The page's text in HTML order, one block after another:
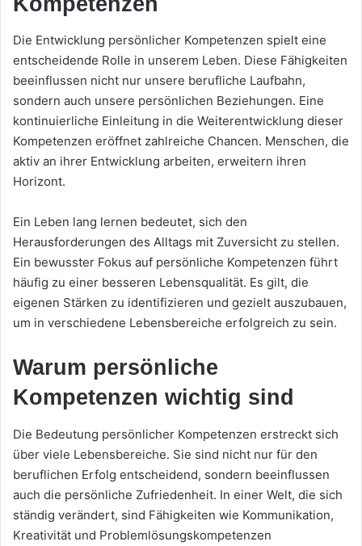
Die Entwicklung persönlicher Kompetenzen spielt eine
entscheidende Rolle in unserem Leben. Diese Fähigkeiten
beeinflussen nicht nur unsere berufliche Laufbahn,
sondern auch unsere persönlichen Beziehungen. Eine
kontinuierliche Einleitung in die Weiterentwicklung dieser
Kompetenzen eröffnet zahlreiche Chancen. Menschen, die
aktiv an ihrer Entwicklung arbeiten, erweitern ihren
Horizont.
Ein Leben lang lernen bedeutet, sich den
Herausforderungen des Alltags mit Zuversicht zu stellen.
Ein bewusster Fokus auf persönliche Kompetenzen führt
häufig zu einer besseren Lebensqualität. Es gilt, die
eigenen Stärken zu identifizieren und gezielt auszubauen,
um in verschiedene Lebensbereiche erfolgreich zu sein.
Warum persönliche
Kompetenzen wichtig sind
Die Bedeutung persönlicher Kompetenzen erstreckt sich
über viele Lebensbereiche. Sie sind nicht nur für den
beruflichen Erfolg entscheidend, sondern beeinflussen
auch die persönliche Zufriedenheit. In einer Welt, die sich
ständig verändert, sind Fähigkeiten wie Kommunikation,
Kreativität und Problemlösungskompetenzen